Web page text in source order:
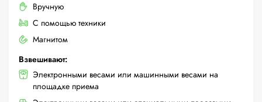
Вручную
С помощью техники
Магнитом
Взвешивают:
Электронными весами или машинными весами на
площадке приема